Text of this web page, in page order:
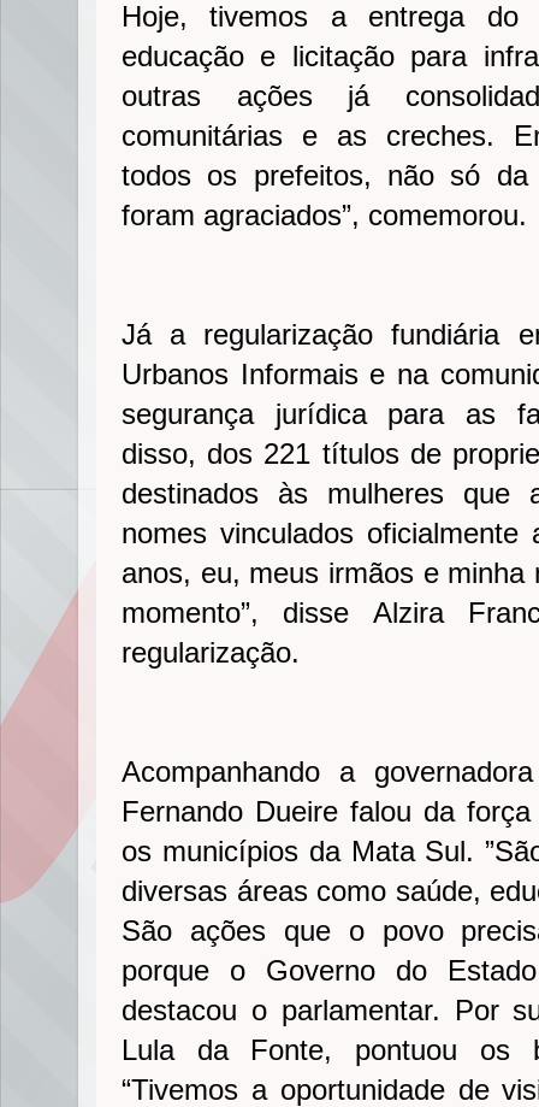
Hoje, tivemos a entrega do
educação e licitação para
outras ações já
comunitárias e as creches.
todos os prefeitos, não só
foram agraciados”, comemorou.
Já a regularização fundiária
Urbanos Informais e na
segurança jurídica para as
disso, dos 221 títulos de
destinados às mulheres
nomes vinculados
anos, eu, meus irmãos e
momento”, disse Alzira
regularização.
Acompanhando a
Fernando Dueire falou da
os municípios da Mata Sul.
diversas áreas como saúde,
São ações que o povo
porque o Governo do
destacou o parlamentar. Por
Lula da Fonte, pontuou os
“Tivemos a oportunidade de